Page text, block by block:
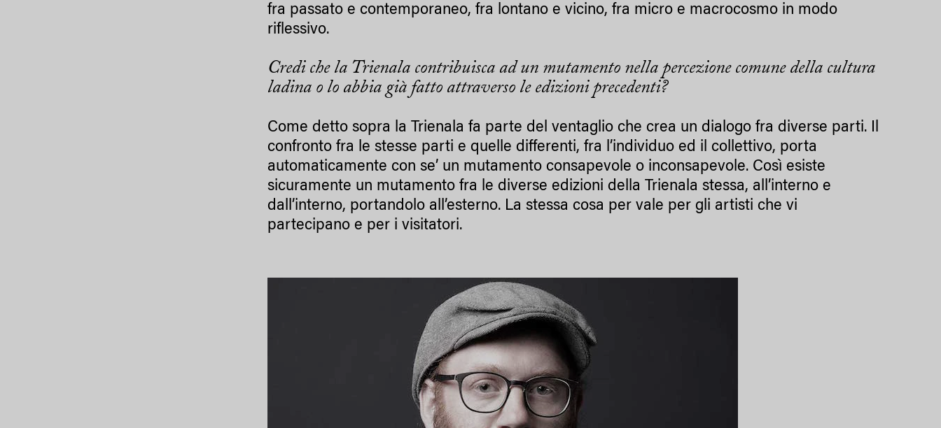
fra passato e contemporaneo, fra lontano e vicino, fra micro e macrocosmo in modo
riflessivo.
Credi che la Trienala contribuisca ad un mutamento nella percezione comune della cultura
ladina o lo abbia già fatto attraverso le edizioni precedenti?
Come detto sopra la Trienala fa parte del ventaglio che crea un dialogo fra diverse parti. Il
confronto fra le stesse parti e quelle differenti, fra l’individuo ed il collettivo, porta
automaticamente con se’ un mutamento consapevole o inconsapevole. Così esiste
sicuramente un mutamento fra le diverse edizioni della Trienala stessa, all’interno e
dall’interno, portandolo all’esterno. La stessa cosa per vale per gli artisti che vi
partecipano e per i visitatori.